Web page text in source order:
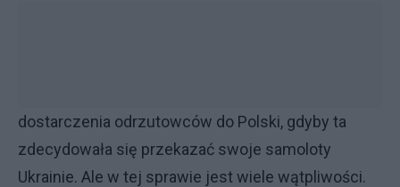
dostarczenia odrzutowców do Polski, gdyby ta
zdecydowała się przekazać swoje samoloty
Ukrainie. Ale w tej sprawie jest wiele wątpliwości.